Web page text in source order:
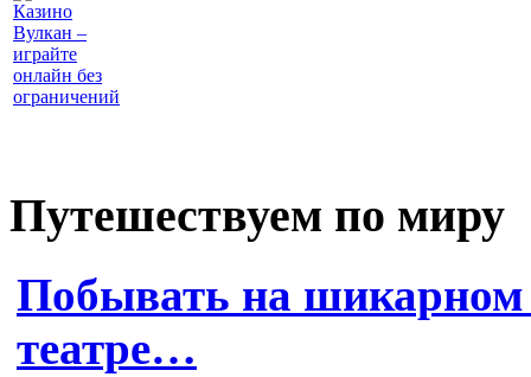
Казино
Вулкан –
играйте
онлайн без
ограничений
Путешествуем по миру
Побывать на шикарном
театре…